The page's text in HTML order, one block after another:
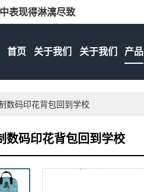
表现得淋漓尽致
首页 关于我们 关于我们 产品
数码印花背包回到学校
数码印花背包回到学校